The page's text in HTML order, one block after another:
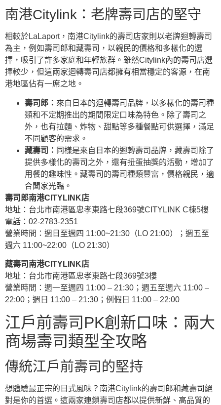
南港Citylink：老牌壽司店的堅守
相較於LaLaport，南港Citylink的壽司店家則以老牌迴轉壽司
為主，例如壽司郎和藏壽司，以親民的價格和多樣化的選
擇，吸引了許多家庭和年輕族群。雖然Citylink內的壽司店選
擇較少，但這兩家迴轉壽司店都擁有相當穩定的客源，在南
港地區佔有一席之地。
壽司郎： 來自日本的迴轉壽司品牌，以多樣化的壽司種
類和不定期推出的期間限定口味為特色。除了壽司之
外，也有拉麵、炸物、甜點等多種餐點可供選擇，滿足
不同顧客的需求。
藏壽司： 同樣是來自日本的迴轉壽司品牌，藏壽司除了
提供多樣化的壽司之外，還有扭蛋抽獎的活動，增加了
用餐的趣味性。藏壽司的壽司種類豐富，價格親民，適
合闔家光臨。
壽司郎南港CITYLINK店
地址：台北市南港區忠孝東路七段369號CITYLINK C棟5樓
電話：02-2783-2351
營業時間：週日至週四 11:00~21:30（LO 21:00）；週五至
週六 11:00~22:00（LO 21:30）
藏壽司南港CITYLINK店
地址：台北市南港區忠孝東路七段369號3樓
營業時間：週一至週四 11:00 – 21:30；週五至週六 11:00 –
22:00；週日 11:00 – 21:30；例假日 11:00 – 22:00
江戶前壽司PK創新口味：兩大
商場壽司類型全攻略
傳統江戶前壽司的堅持
想體驗最正宗的日式風味？南港Citylink的壽司郎和藏壽司絕
對是你的首選。這兩家連鎖壽司店都以提供新鮮、高品質的